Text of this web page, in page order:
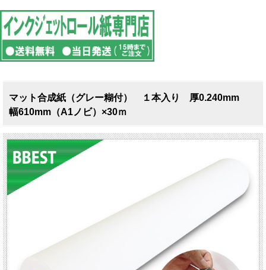
マット合成紙（グレー糊付） １本入り 厚0.240mm
幅610mm（A1ノビ）×30ｍ